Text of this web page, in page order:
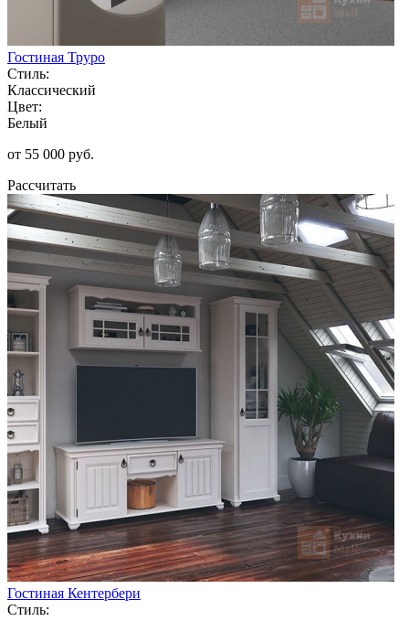
Гостиная Труро
Стиль:
Классический
Цвет:
Белый
от 55 000 руб.
Рассчитать
Гостиная Кентербери
Стиль: